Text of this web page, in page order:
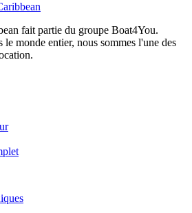
fait partie du groupe Boat4You.
le monde entier, nous sommes l'une des